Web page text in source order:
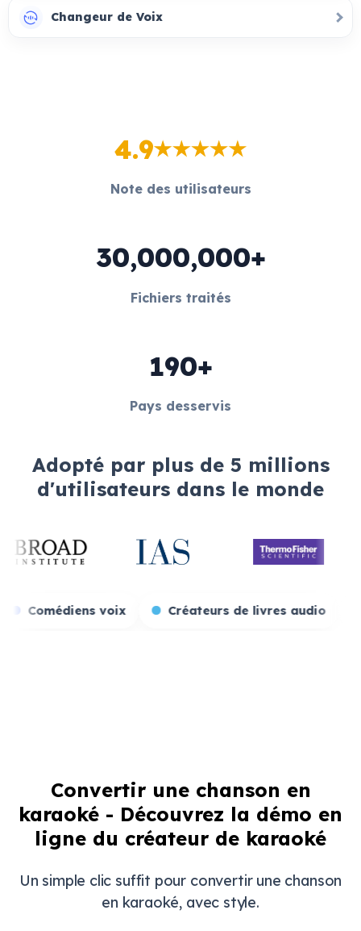
Changeur de Voix
4.9
Note des utilisateurs
30,000,000+
Fichiers traités
190+
Pays desservis
Adopté par plus de 5 millions
d'utilisateurs dans le monde
gaming Comédiens voix Créateurs de
Convertir une chanson en
karaoké - Découvrez la démo en
ligne du créateur de karaoké
Un simple clic suffit pour convertir une chanson
en karaoké, avec style.